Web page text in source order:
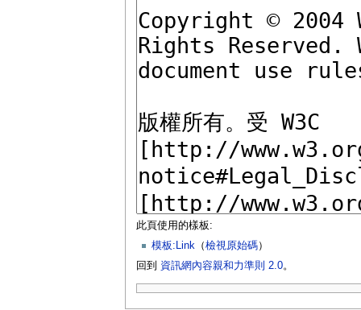
此頁使用的樣板:
模板:Link（檢視原始碼）
回到 資訊網內容親和力準則 2.0。